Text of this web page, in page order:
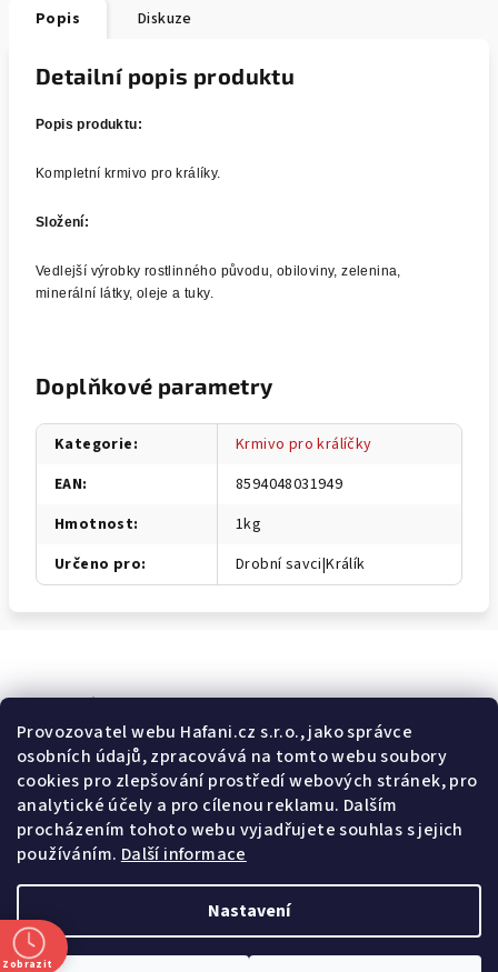
Provozovatel webu Hafani.cz s.r.o., jako správce
osobních údajů, zpracovává na tomto webu soubory
cookies pro zlepšování prostředí webových stránek, pro
analytické účely a pro cílenou reklamu. Dalším
procházením tohoto webu vyjadřujete souhlas s jejich
používáním. Další informace
Nastavení
Popis Diskuze
Detailní popis produktu
Popis produktu:
Kompletní krmivo pro králíky.
Složení:
Vedlejší výrobky rostlinného původu, obiloviny, zelenina,
minerální látky, oleje a tuky.
Doplňkové parametry
Kategorie:
Krmivo pro králíčky
EAN:
8594048031949
Hmotnost:
1kg
Určeno pro: Drobní savci|Králík
Odebírat newsletter
E-mail
Potvrzuji souhlas svšeobecnými obchodními podmínkami a
spodmínkami zpracovávání a ochrany osobních údajů .
Přihlásit se
Z
á
Copyright 2026
nastavení cookies
Zobrazit